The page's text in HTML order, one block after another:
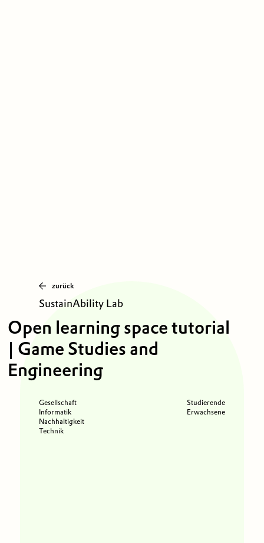
zurück
SustainAbility Lab
Open learning space tutorial
| Game Studies and
Engineering
Gesellschaft
Informatik
Nachhaltigkeit
Technik
Studierende
Erwachsene